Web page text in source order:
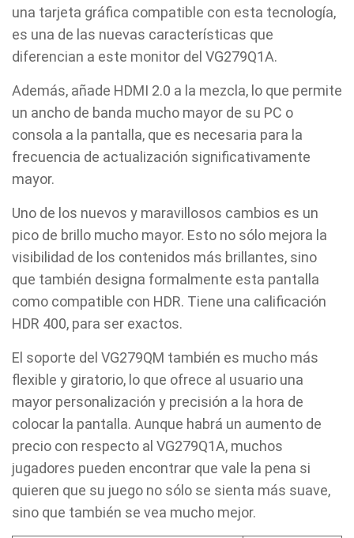
una tarjeta gráfica compatible con esta tecnología,
es una de las nuevas características que
diferencian a este monitor del VG279Q1A.
Además, añade HDMI 2.0 a la mezcla, lo que permite
un ancho de banda mucho mayor de su PC o
consola a la pantalla, que es necesaria para la
frecuencia de actualización significativamente
mayor.
Uno de los nuevos y maravillosos cambios es un
pico de brillo mucho mayor. Esto no sólo mejora la
visibilidad de los contenidos más brillantes, sino
que también designa formalmente esta pantalla
como compatible con HDR. Tiene una calificación
HDR 400, para ser exactos.
El soporte del VG279QM también es mucho más
flexible y giratorio, lo que ofrece al usuario una
mayor personalización y precisión a la hora de
colocar la pantalla. Aunque habrá un aumento de
precio con respecto al VG279Q1A, muchos
jugadores pueden encontrar que vale la pena si
quieren que su juego no sólo se sienta más suave,
sino que también se vea mucho mejor.